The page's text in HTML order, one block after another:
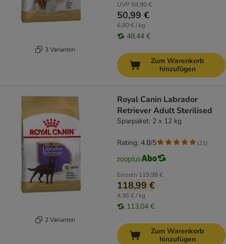
3 Varianten
UVP 59,90 €
50,99 €
6,80 € / kg
48,44 €
Zum Warenkorb
hinzufügen
2 Varianten
Royal Canin Labrador
Retriever Adult Sterilised
Sparpaket: 2 x 12 kg
Einzeln 119,98 €
118,99 €
4,96 € / kg
113,04 €
Rating: 4.8/5 (21)
Zum Warenkorb
hinzufügen